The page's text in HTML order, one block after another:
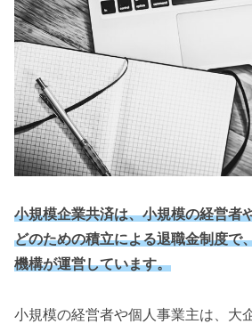
小規模企業共済は、小規模の経営者
どのための積立による退職金制度で
機構が運営しています。
小規模の経営者や個人事業主は、大